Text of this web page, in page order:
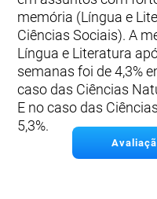
memória (Língua e
Ciências Sociais). A
Língua e Literatura
semanas foi de 4,3%
caso das Ciências
E no caso das
5,3%.